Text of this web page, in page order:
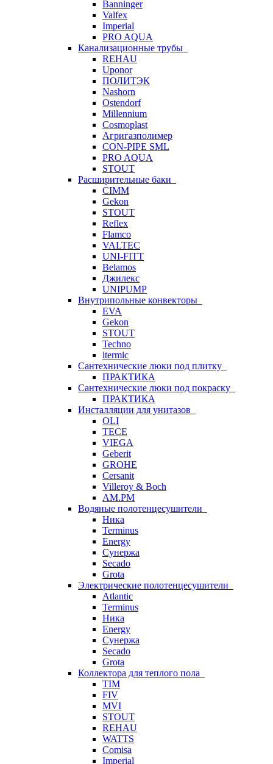
Banninger
Valfex
Imperial
PRO AQUA
Канализационные трубы
REHAU
Uponor
ПОЛИТЭК
Nashorn
Ostendorf
Millennium
Cosmoplast
Агригазполимер
CON-PIPE SML
PRO AQUA
STOUT
Расширительные баки
CIMM
Gekon
STOUT
Reflex
Flamco
VALTEC
UNI-FITT
Belamos
Джилекс
UNIPUMP
Внутрипольные конвекторы
EVA
Gekon
STOUT
Techno
itermic
Сантехнические люки под плитку
ПРАКТИКА
Сантехнические люки под покраску
ПРАКТИКА
Инсталляции для унитазов
OLI
TECE
VIEGA
Geberit
GROHE
Cersanit
Villeroy & Boch
AM.PM
Водяные полотенцесушители
Ника
Terminus
Energy
Сунержа
Secado
Grota
Электрические полотенцесушители
Atlantic
Terminus
Ника
Energy
Сунержа
Secado
Grota
Коллектора для теплого пола
TIM
FIV
MVI
STOUT
REHAU
WATTS
Comisa
Imperial